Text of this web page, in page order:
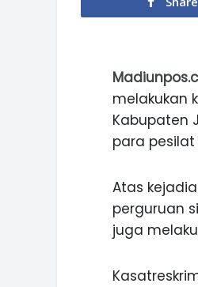
melakukan
Kabupaten
para
Atas
perguruan
juga